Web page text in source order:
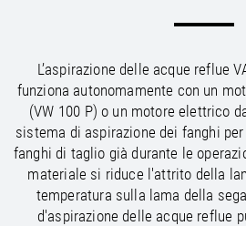
Ireland/
EN
Italy/EN IT
Kazakhstan/
Latvia/EN
Liechtenstein/EN
Lithuania/ EN
Luxembourg/ EN DE
Malta/EN
Taiwan/
EN
Thailand/EN
United Arab Emirates
Uzbekistan/EN
Viet Nam/EN
L’aspirazione delle acque reflue
funziona autonomamente con un
(VW 100 P) o un motore elettrico
sistema di aspirazione dei fanghi
fanghi di taglio già durante le
materiale si riduce l'attrito della
temperatura sulla lama della
d'aspirazione delle acque reflue